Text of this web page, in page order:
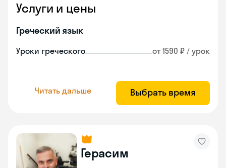
Услуги и цены
Греческий язык
Уроки греческого от 1590 ₽ / урок
Читать дальше Выбрать время
Герасим